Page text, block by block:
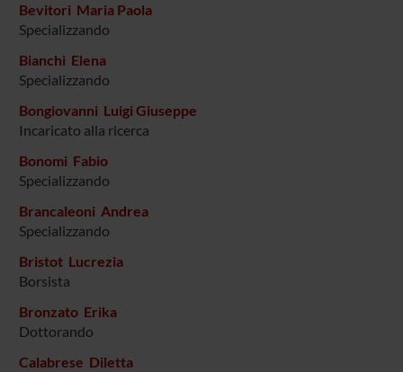
Bevitori Maria Paola
Specializzando
Bianchi Elena
Specializzando
Bongiovanni Luigi Giuseppe
Incaricato alla ricerca
Bonomi Fabio
Specializzando
Brancaleoni Andrea
Specializzando
Bristot Lucrezia
Borsista
Bronzato Erika
Dottorando
Calabrese Diletta